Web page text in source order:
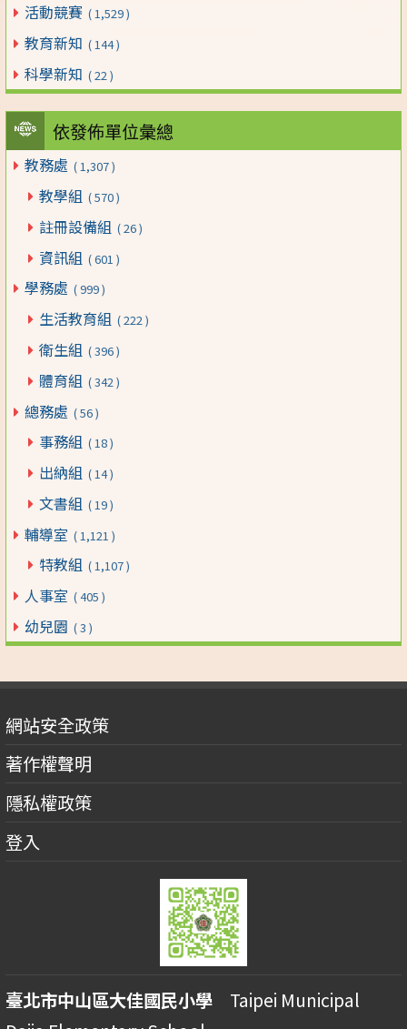
活動競賽 ( 1,529 )
教育新知 ( 144 )
科學新知 ( 22 )
依發佈單位彙總
教務處 ( 1,307 )
教學組 ( 570 )
註冊設備組 ( 26 )
資訊組 ( 601 )
學務處 ( 999 )
生活教育組 ( 222 )
衛生組 ( 396 )
體育組 ( 342 )
總務處 ( 56 )
事務組 ( 18 )
出納組 ( 14 )
文書組 ( 19 )
輔導室 ( 1,121 )
特教組 ( 1,107 )
人事室 ( 405 )
幼兒園 ( 3 )
網站安全政策
著作權聲明
隱私權政策
登入
臺北市中山區大佳國民小學 Taipei Municipal